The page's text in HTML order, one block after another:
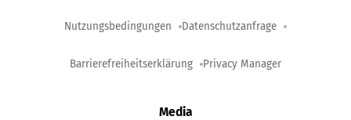
Nutzungsbedingungen Datenschutzanfrage
Barrierefreiheitserklärung Privacy Manager
Media